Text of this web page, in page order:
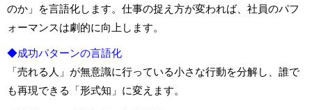
のか」を言語化します。仕事の捉え方が変われば、社員のパフ
ォーマンスは劇的に向上します。
◆成功パターンの言語化
「売れる人」が無意識に行っている小さな行動を分解し、誰で
も再現できる「形式知」に変えます。